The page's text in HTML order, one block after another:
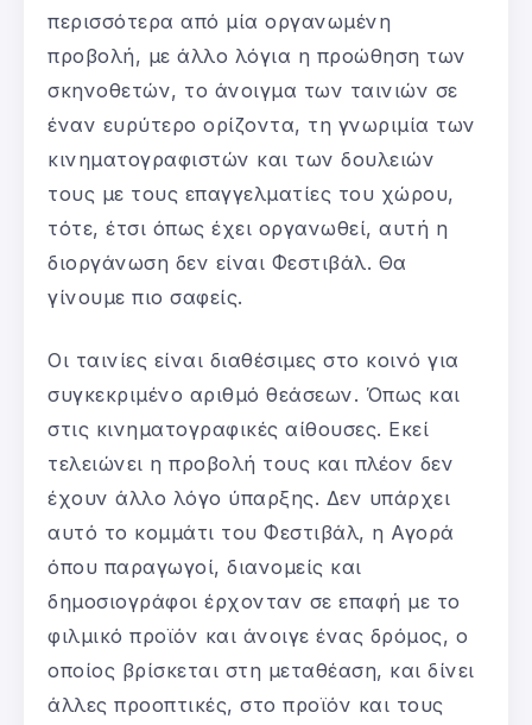
περισσότερα από μία οργανωμένη
προβολή, με άλλο λόγια η προώθηση των
σκηνοθετών, το άνοιγμα των ταινιών σε
έναν ευρύτερο ορίζοντα, τη γνωριμία των
κινηματογραφιστών και των δουλειών
τους με τους επαγγελματίες του χώρου,
τότε, έτσι όπως έχει οργανωθεί, αυτή η
διοργάνωση δεν είναι Φεστιβάλ. Θα
γίνουμε πιο σαφείς.
Οι ταινίες είναι διαθέσιμες στο κοινό για
συγκεκριμένο αριθμό θεάσεων. Όπως και
στις κινηματογραφικές αίθουσες. Εκεί
τελειώνει η προβολή τους και πλέον δεν
έχουν άλλο λόγο ύπαρξης. Δεν υπάρχει
αυτό το κομμάτι του Φεστιβάλ, η Αγορά
όπου παραγωγοί, διανομείς και
δημοσιογράφοι έρχονταν σε επαφή με το
φιλμικό προϊόν και άνοιγε ένας δρόμος, ο
οποίος βρίσκεται στη μεταθέαση, και δίνει
άλλες προοπτικές, στο προϊόν και τους